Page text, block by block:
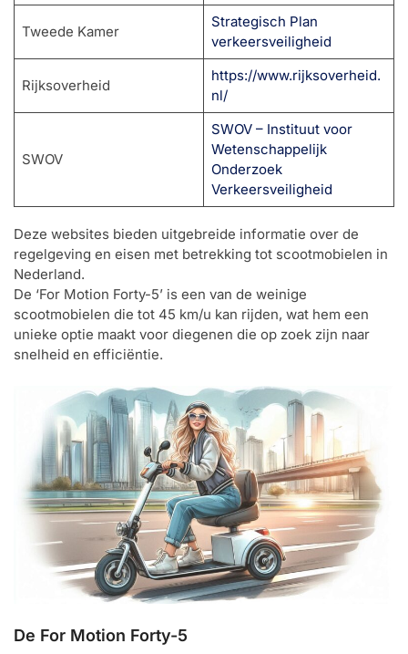
Tweede Kamer
Strategisch Plan
verkeersveiligheid
Rijksoverheid
https://www.rijksoverheid.
nl/
SWOV
SWOV – Instituut voor
Wetenschappelijk
Onderzoek
Verkeersveiligheid
Deze websites bieden uitgebreide informatie over de
regelgeving en eisen met betrekking tot scootmobielen in
Nederland.
De ‘For Motion Forty-5’ is een van de weinige
scootmobielen die tot 45 km/u kan rijden, wat hem een
unieke optie maakt voor diegenen die op zoek zijn naar
snelheid en efficiëntie.
De For Motion Forty-5